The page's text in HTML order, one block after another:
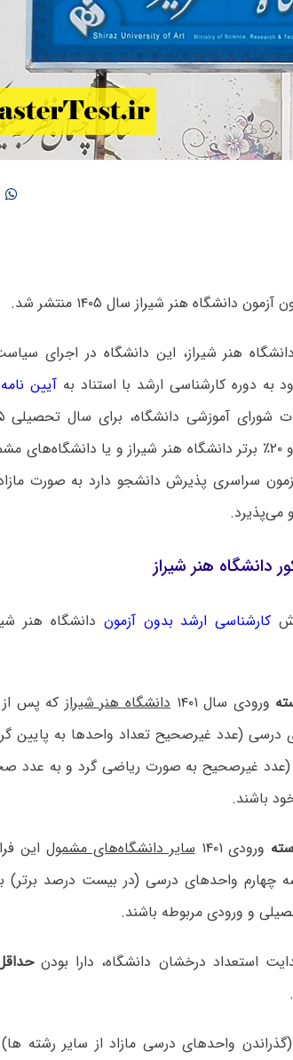
هنر شیراز سال ۱۴۰۵ منتشر شد.
دانشگاه هنر شیراز، این دانشگاه در اجرای
به دوره کارشناسی ارشد با استناد به آیین
دانشجویان ورودی سال ۱۴۰۱ که جزو ۲۰٪ برتر دانشگاه هنر شیراز و یا
سراسری پذیرش دانشجو دارد به صورت
می‌پذیرد.
دانشگاه هنر شیراز
کارشناسی ارشد بدون آزمون دانشگاه ‌هنر
ورودی سال ۱۴۰۱ دانشگاه هنر شیراز که پس
درسی (عدد غیرصحیح تعداد واحدها به پایین
(عدد غیرصحیح به صورت ریاضی گرد و به عدد
باشند.
ورودی ۱۴۰۱ سایر دانشگاه‌های مشمول این
چهارم واحدهای درسی (در بیست درصد برتر)
و ورودی مربوطه باشند.
استعداد درخشان دانشگاه، دارا بودن
واحدهای درسی مازاد از سایر رشته